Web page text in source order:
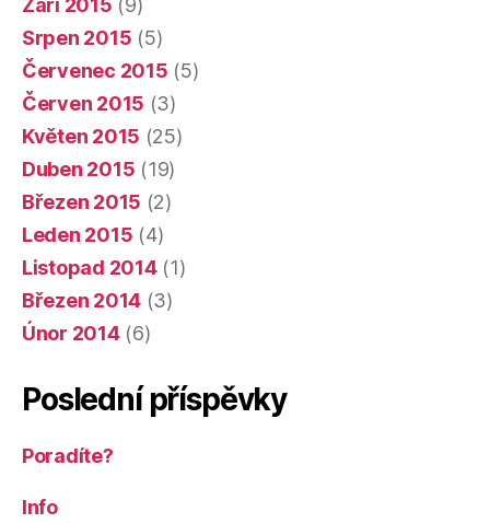
Září 2015 (9)
Srpen 2015 (5)
Červenec 2015 (5)
Červen 2015 (3)
Květen 2015 (25)
Duben 2015 (19)
Březen 2015 (2)
Leden 2015 (4)
Listopad 2014(1)
Březen 2014 (3)
Únor 2014(6)
Poslední příspěvky
Poradíte?
Info